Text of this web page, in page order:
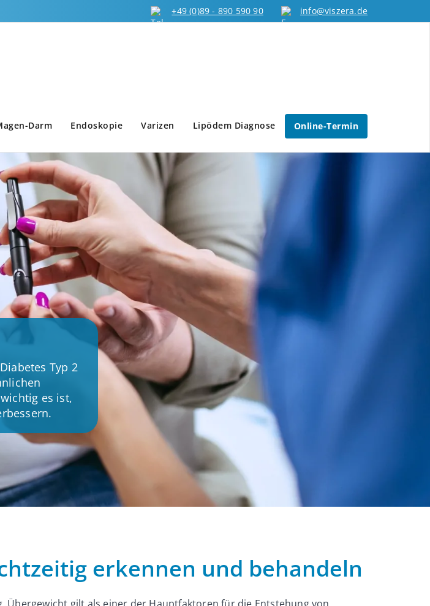
+49 (0)89 - 890 590 90 info@viszera.de
Darm Endoskopie Varizen Lipödem Diagnose Online-Termin
Typ 2
es ist,
erkennen und behandeln